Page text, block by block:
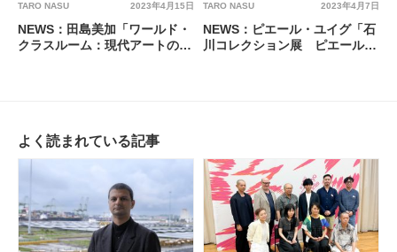
2023年4月15日
TARO NASU
NEWS：田島美加「ワールド・
クラスルーム：現代アートの国
2023年4月7日
TARO NASU
NEWS：ピエール・ユイグ「石
川コレクション展 ピエール・
よく読まれている記事